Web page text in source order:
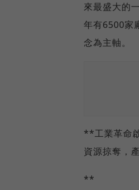
來最盛大的
年有6500家
念為主軸。
**工業革命
資源掠奪，
**